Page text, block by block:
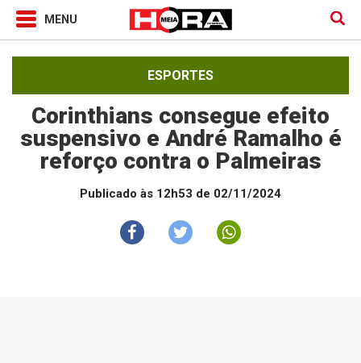
ESPORTES
Corinthians consegue efeito
suspensivo e André Ramalho é
reforço contra o Palmeiras
Publicado às 12h53 de 02/11/2024